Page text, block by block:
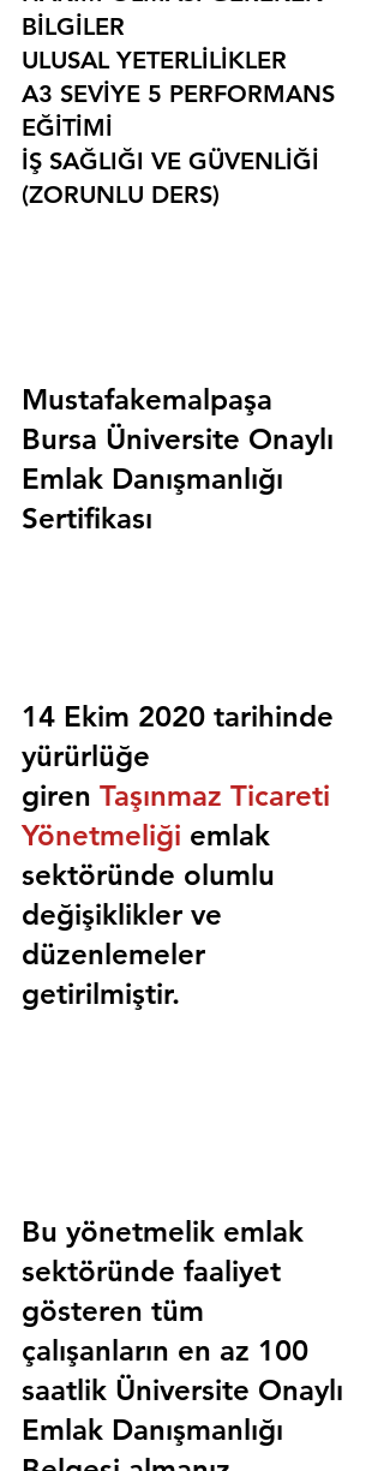
BİLGİLER
ULUSAL YETERLİLİKLER
A3 SEVİYE 5 PERFORMANS
EĞİTİMİ
İŞ SAĞLIĞI VE GÜVENLİĞİ
(ZORUNLU DERS)
Mustafakemalpaşa
Bursa Üniversite Onaylı
Emlak Danışmanlığı
Sertifikası
14 Ekim 2020 tarihinde
yürürlüğe
giren Taşınmaz Ticareti
Yönetmeliği emlak
sektöründe olumlu
değişiklikler ve
düzenlemeler
getirilmiştir.
Bu yönetmelik emlak
sektöründe faaliyet
gösteren tüm
çalışanların en az 100
saatlik Üniversite Onaylı
Emlak Danışmanlığı